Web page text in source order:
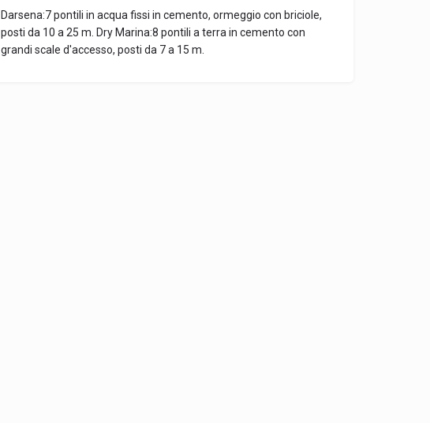
Darsena:7 pontili in acqua fissi in cemento, ormeggio con briciole,
posti da 10 a 25 m. Dry Marina:8 pontili a terra in cemento con
grandi scale d'accesso, posti da 7 a 15 m.